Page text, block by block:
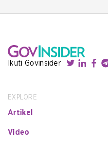
Ikuti Govinsider
EXPLORE
Artikel
Video